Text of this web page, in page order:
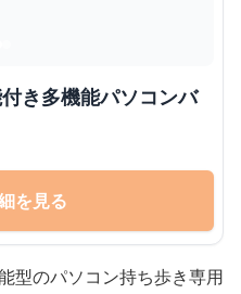
き多機能パソコンバ
を見る
型のパソコン持ち歩き専用